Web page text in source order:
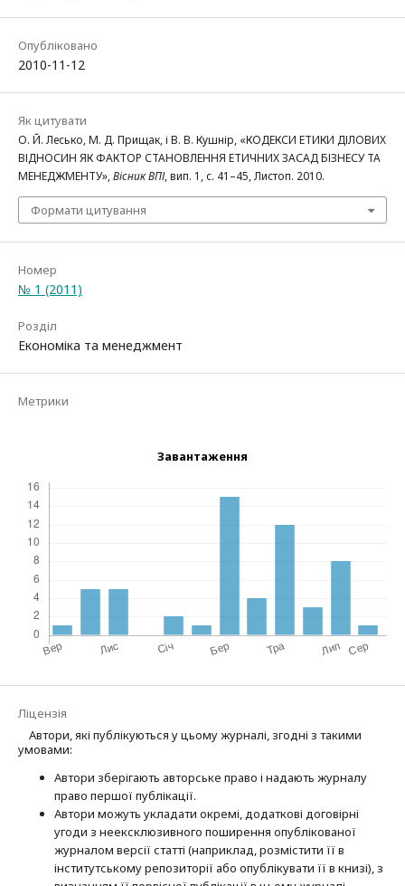
Опубліковано
2010-11-12
Як цитувати
О. Й. Лесько, М. Д. Прищак, і В. В. Кушнір, «КОДЕКСИ ЕТИКИ ДІЛОВИХ
ВІДНОСИН ЯК ФАКТОР СТАНОВЛЕННЯ ЕТИЧНИХ ЗАСАД БІЗНЕСУ ТА
МЕНЕДЖМЕНТУ»,Вісник ВПІ, вип. 1, с. 41–45, Листоп. 2010.
Формати цитування
Номер
№ 1 (2011)
Розділ
Економіка та менеджмент
Метрики
Завантаження
Ліцензія
Автори, які публікуються у цьому журналі, згодні з такими
умовами:
Автори зберігають авторське право і надають журналу
право першої публі­кації.
Автори можуть укладати окремі, додат­кові договірні
угоди з неексклюзив­ного поширення опублікованої
журналом версії статті (наприклад, розмістити її в
інститутському репозиторії або опубліку­вати її в книзі), з